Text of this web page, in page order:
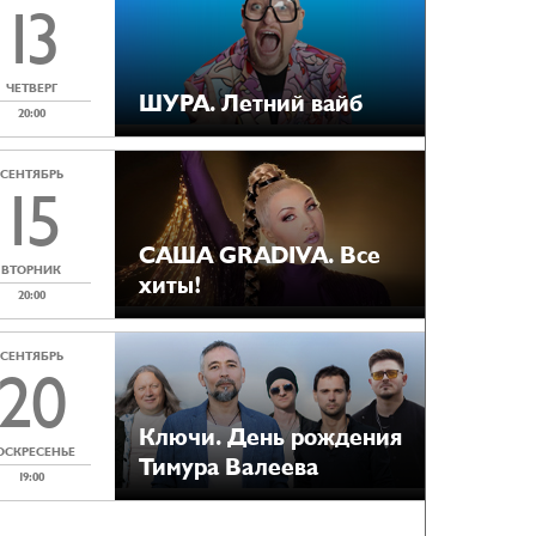
13
ЧЕТВЕРГ
20:00
ШУРА. Летний вайб
СЕНТЯБРЬ
15
ВТОРНИК
20:00
САША GRADIVA. Все
хиты!
СЕНТЯБРЬ
19:00
Ключи. День рождения
Тимура Валеева